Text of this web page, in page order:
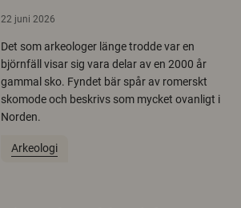
22 juni 2026
Det som arkeologer länge trodde var en
björnfäll visar sig vara delar av en 2000 år
gammal sko. Fyndet bär spår av romerskt
skomode och beskrivs som mycket ovanligt i
Norden.
Arkeologi